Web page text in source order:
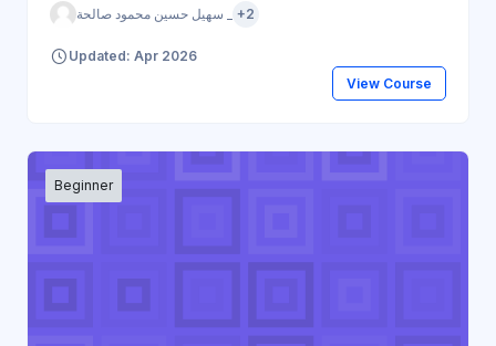
+2
Updated: Apr 2026
View Course
Beginner